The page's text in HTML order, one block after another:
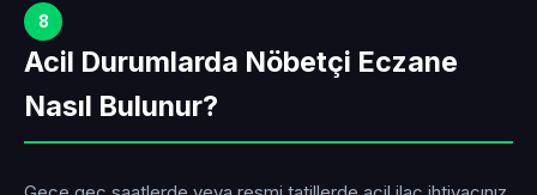
8
Acil Durumlarda Nöbetçi Eczane
Nasıl Bulunur?